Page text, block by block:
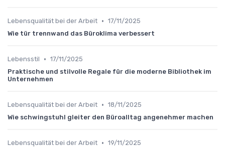
Lebensqualität bei der Arbeit • 17/11/2025
Wie tür trennwand das Büroklima verbessert
Lebensstil • 17/11/2025
Praktische und stilvolle Regale für die moderne Bibliothek im
Unternehmen
Lebensqualität bei der Arbeit • 18/11/2025
Wie schwingstuhl gleiter den Büroalltag angenehmer machen
Lebensqualität bei der Arbeit • 19/11/2025